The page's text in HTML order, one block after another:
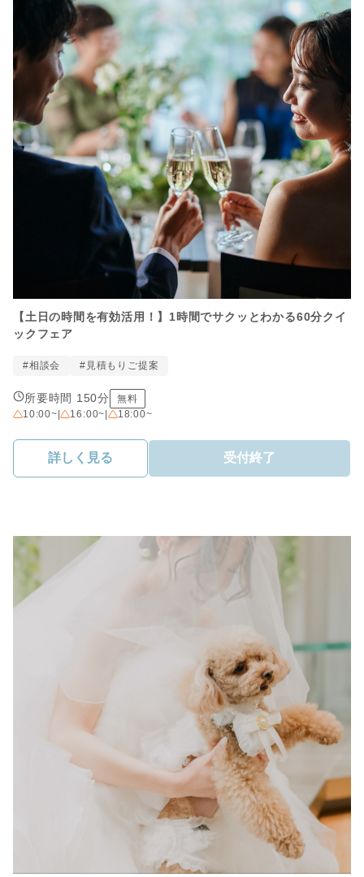
【土日の時間を有効活用！】1時間でサクッとわかる60分クイ
ックフェア
#相談会 #見積もりご提案
所要時間 150分
無料
10:00~| 16:00~| 18:00~
詳しく見る 受付終了